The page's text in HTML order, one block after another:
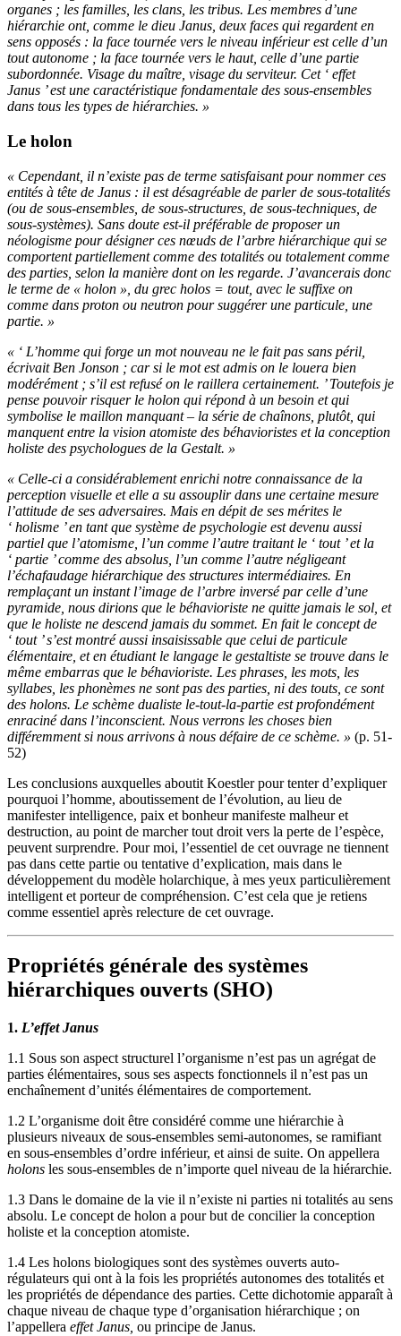
organes ; les familles, les clans, les tribus. Les membres d’une
hiérarchie ont, comme le dieu Janus, deux faces qui regardent en
sens opposés : la face tournée vers le niveau inférieur est celle d’un
tout autonome ; la face tournée vers le haut, celle d’une partie
subordonnée. Visage du maître, visage du serviteur. Cet ‘ effet
Janus ’ est une caractéristique fondamentale des sous-ensembles
dans tous les types de hiérarchies. »
Le holon
« Cependant, il n’existe pas de terme satisfaisant pour nommer ces
entités à tête de Janus : il est désagréable de parler de sous-totalités
(ou de sous-ensembles, de sous-structures, de sous-techniques, de
sous-systèmes). Sans doute est-il préférable de proposer un
néologisme pour désigner ces nœuds de l’arbre hiérarchique qui se
comportent partiellement comme des totalités ou totalement comme
des parties, selon la manière dont on les regarde. J’avancerais donc
le terme de « holon », du grec holos = tout, avec le suffixe on
comme dans proton ou neutron pour suggérer une particule, une
partie. »
« ‘ L’homme qui forge un mot nouveau ne le fait pas sans péril,
écrivait Ben Jonson ; car si le mot est admis on le louera bien
modérément ; s’il est refusé on le raillera certainement. ’ Toutefois je
pense pouvoir risquer le holon qui répond à un besoin et qui
symbolise le maillon manquant – la série de chaînons, plutôt, qui
manquent entre la vision atomiste des béhavioristes et la conception
holiste des psychologues de la Gestalt. »
« Celle-ci a considérablement enrichi notre connaissance de la
perception visuelle et elle a su assouplir dans une certaine mesure
l’attitude de ses adversaires. Mais en dépit de ses mérites le
‘ holisme ’ en tant que système de psychologie est devenu aussi
partiel que l’atomisme, l’un comme l’autre traitant le ‘ tout ’ et la
‘ partie ’ comme des absolus, l’un comme l’autre négligeant
l’échafaudage hiérarchique des structures intermédiaires. En
remplaçant un instant l’image de l’arbre inversé par celle d’une
pyramide, nous dirions que le béhavioriste ne quitte jamais le sol, et
que le holiste ne descend jamais du sommet. En fait le concept de
‘ tout ’ s’est montré aussi insaisissable que celui de particule
élémentaire, eten étudiant le langage le gestaltiste se trouve dans le
même embarras que le béhavioriste. Les phrases, les mots, les
syllabes, les phonèmes ne sont pas des parties, ni des touts, ce sont
des holons. Le schème dualiste le-tout-la-partie est profondément
enraciné dans l’inconscient. Nous verrons les choses bien
différemment si nous arrivons à nous défaire de ce schème. » (p. 51-
52)
Les conclusions auxquelles aboutit Koestler pour tenter d’expliquer
pourquoi l’homme, aboutissement de l’évolution, au lieu de
manifester intelligence, paix et bonheur manifeste malheur et
destruction, au point de marcher tout droit vers la perte de l’espèce,
peuvent surprendre. Pour moi, l’essentiel de cet ouvrage ne tiennent
pas dans cette partie ou tentative d’explication, mais dans le
développement du modèle holarchique, à mes yeux particulièrement
intelligent et porteur de compréhension. C’est cela que je retiens
comme essentiel après relecture de cet ouvrage.
Propriétés générale des systèmes
hiérarchiques ouverts (SHO)
1. L’effet Janus
1.1 Sous son aspect structurel l’organisme n’est pas un agrégat de
parties élémentaires, sous ses aspects fonctionnels il n’est pas un
enchaînement d’unités élémentaires de comportement.
1.2 L’organisme doit être considéré comme une hiérarchie à
plusieurs niveaux de sous-ensembles semi-autonomes, se ramifiant
en sous-ensembles d’ordre inférieur, et ainsi de suite. On appellera
holons les sous-ensembles de n’importe quel niveau de la hiérarchie.
1.3 Dans le domaine de la vie il n’existe ni parties ni totalités au sens
absolu. Le concept de holon a pour but de concilier la conception
holiste et la conception atomiste.
1.4 Les holons biologiques sont des systèmes ouverts auto-
régulateurs qui ont à la fois les propriétés autonomes des totalités et
les propriétés de dépendance des parties. Cette dichotomie apparaît à
chaque niveau de chaque type d’organisation hiérarchique ; on
l’appellera effet Janus, ou principe de Janus.